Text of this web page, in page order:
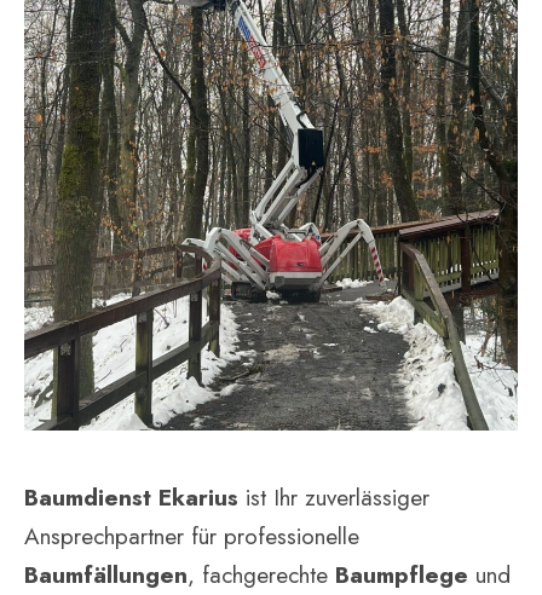
Baumdienst Ekarius ist Ihr zuverlässiger
Ansprechpartner für professionelle
Baumfällungen, fachgerechte Baumpflege und